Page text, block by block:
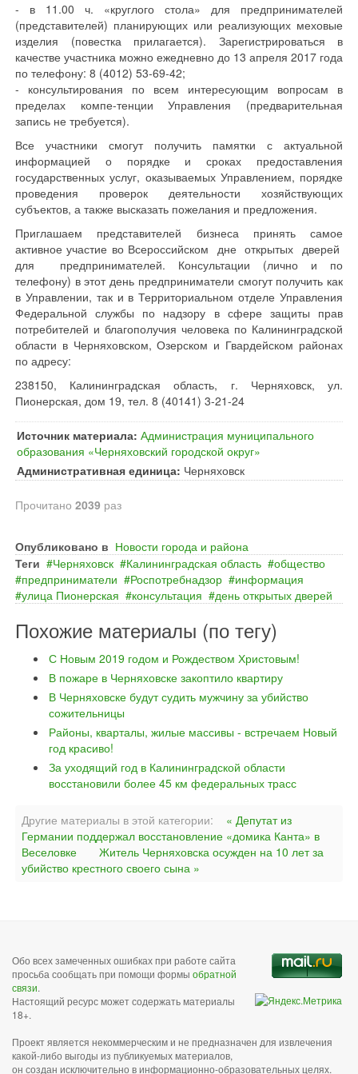
- в 11.00 ч. «круглого стола» для предпринимателей
(представителей) планирующих или реализующих меховые
изделия (повестка прилагается). Зарегистрироваться в
качестве участника можно ежедневно до 13 апреля 2017 года
по телефону: 8 (4012) 53-69-42;
- консультирования по всем интересующим вопросам в
пределах компе-тенции Управления (предварительная
запись не требуется).
Все участники смогут получить памятки с актуальной
информацией о порядке и сроках предоставления
государственных услуг, оказываемых Управлением, порядке
проведения проверок деятельности хозяйствующих
субъектов, а также высказать пожелания и предложения.
Приглашаем представителей бизнеса принять самое
активное участие во Всероссийском дне открытых дверей
для предпринимателей. Консультации (лично и по
телефону) в этот день предприниматели смогут получить как
в Управлении, так и в Территориальном отделе Управления
Федеральной службы по надзору в сфере защиты прав
потребителей и благополучия человека по Калининградской
области в Черняховском, Озерском и Гвардейском районах
по адресу:
238150, Калининградская область, г. Черняховск, ул.
Пионерская, дом 19, тел. 8 (40141) 3-21-24
Источник материала: Администрация муниципального
образования «Черняховский городской округ»
Административная единица: Черняховск
Прочитано 2039 раз
Опубликовано в Новости города и района
Теги
Черняховск Калининградская область
общество
предприниматели
Роспотребнадзор
информация
улица Пионерская
консультация день открытых дверей
Похожие материалы (по тегу)
С Новым 2019 годом и Рождеством Христовым!
В пожаре в Черняховске закоптило квартиру
В Черняховске будут судить мужчину за убийство
сожительницы
Районы, кварталы, жилые массивы - встречаем Новый
год красиво!
За уходящий год в Калининградской области
восстановили более 45 км федеральных трасс
Другие материалы в этой категории:
« Депутат из
Германии поддержал восстановление «домика Канта» в
Веселовке
Житель Черняховска осужден на 10 лет за
убийство крестного своего сына »
Обо всех замеченных ошибках при работе сайта
просьба сообщать при помощи формы обратной
связи.
Настоящий ресурс может содержать материалы
18+.
Проект является некоммерческим и не предназначен для извлечения
какой-либо выгоды из публикуемых материалов,
он создан исключительно в информационно-образовательных целях.